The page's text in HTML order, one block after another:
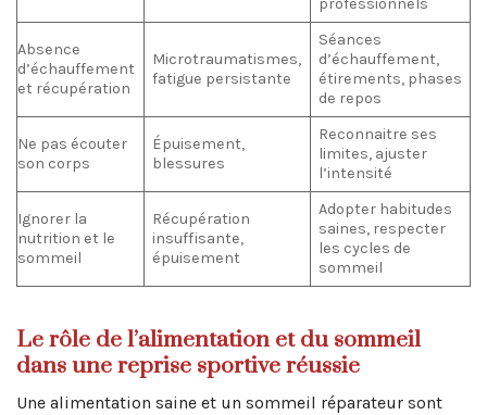
Absence
d’échauffement
et récupération
Microtraumatismes,
fatigue persistante
Séances
d’échauffement,
étirements, phases
de repos
Ne pas écouter
son corps
Épuisement,
blessures
Reconnaitre ses
limites, ajuster
l’intensité
Ignorer la
nutrition et le
sommeil
Récupération
insuffisante,
épuisement
Adopter habitudes
saines, respecter
les cycles de
sommeil
Le rôle de l’alimentation et du sommeil
dans une reprise sportive réussie
Une alimentation saine et un sommeil réparateur sont